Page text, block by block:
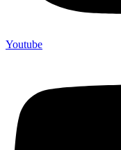
Youtube